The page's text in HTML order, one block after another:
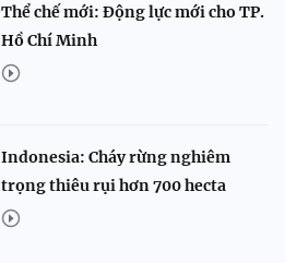
Thể chế mới: Động lực mới cho TP.
Hồ Chí Minh
Indonesia: Cháy rừng nghiêm
trọng thiêu rụi hơn 700 hecta